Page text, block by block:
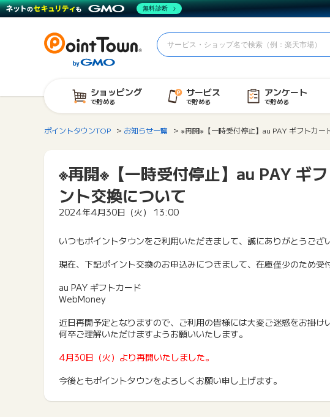
ショッピング
で貯める
サービス
で貯める
アンケート
で貯める
ポイントタウンTOP お知らせ一覧 ※再開※【一時受付停止】au PAY ギフトカ
※再開※【一時受付停止】au PAY ギ
ント交換について
2024年4月30日（火） 13:00
いつもポイントタウンをご利用いただきまして、誠にありがとうござ
現在、下記ポイント交換のお申込みにつきまして、在庫僅少のため受
au PAY ギフトカード
WebMoney
近日再開予定となりますので、ご利用の皆様には大変ご迷惑をお掛け
何卒ご理解いただけますようお願いいたします。
4月30日（火）より再開いたしました。
今後ともポイントタウンをよろしくお願い申し上げます。
無料診断